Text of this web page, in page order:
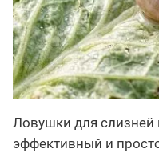
Ловушки для слизней
эффективный и